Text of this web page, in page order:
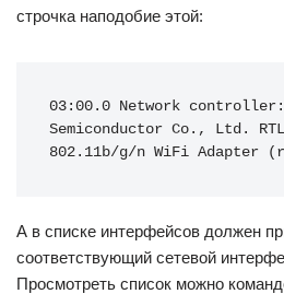
строчка наподобие этой:
03:00.0 Network
Semiconductor Co., Ltd.
802.11b/g/n WiFi Adapter
А в списке интерфейсов должен
соответствующий сетевой
Просмотреть список можно